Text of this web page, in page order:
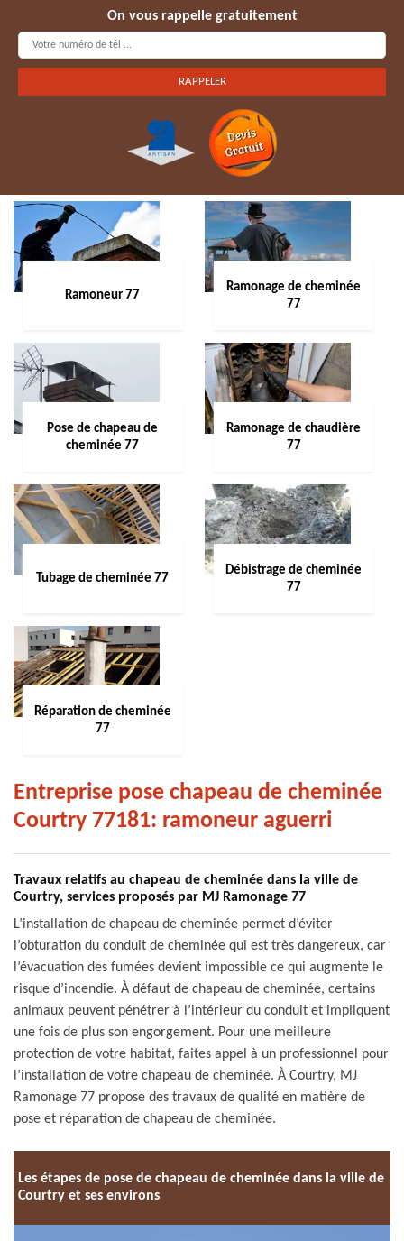
On vous rappelle gratuitement
Ramoneur 77
Ramonage de cheminée
77
Pose de chapeau de
cheminée 77
Ramonage de chaudière
77
Tubage de cheminée 77
Débistrage de cheminée
77
Réparation de cheminée
77
Entreprise pose chapeau de cheminée
Courtry 77181: ramoneur aguerri
Travaux relatifs au chapeau de cheminée dans la ville de
Courtry, services proposés par MJ Ramonage 77
L’installation de chapeau de cheminée permet d’éviter
l’obturation du conduit de cheminée qui est très dangereux, car
l’évacuation des fumées devient impossible ce qui augmente le
risque d’incendie. À défaut de chapeau de cheminée, certains
animaux peuvent pénétrer à l’intérieur du conduit et impliquent
une fois de plus son engorgement. Pour une meilleure
protection de votre habitat, faites appel à un professionnel pour
l’installation de votre chapeau de cheminée. À Courtry, MJ
Ramonage 77 propose des travaux de qualité en matière de
pose et réparation de chapeau de cheminée.
Les étapes de pose de chapeau de cheminée dans la ville de
Courtry et ses environs